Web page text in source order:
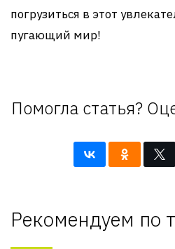
погрузиться в этот
пугающий мир!
Помогла статья?
Рекомендуем по